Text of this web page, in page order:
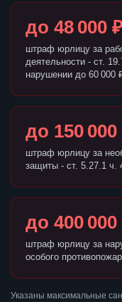
до 48 000 ₽
штраф юрлицу за
деятельности - ст.
нарушении до 60 000
до 150 000
штраф юрлицу за
защиты - ст. 5.27.1
до 400 000
штраф юрлицу за
особого
Указаны максимальные